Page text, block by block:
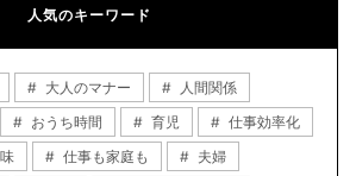
人気のキーワード
大人のマナー
人間関係
おうち時間 育児
仕事効率化
仕事も家庭も
夫婦